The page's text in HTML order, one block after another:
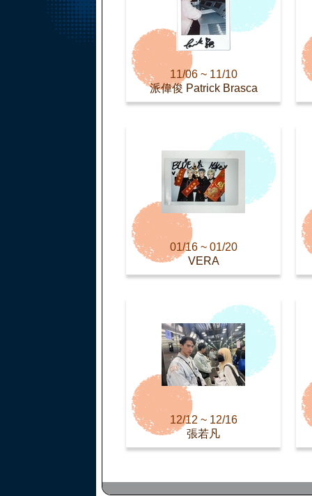
11/06 ~ 11/10
派偉俊 Patrick Brasca
01/16 ~ 01/20
VERA
12/12 ~ 12/16
張若凡